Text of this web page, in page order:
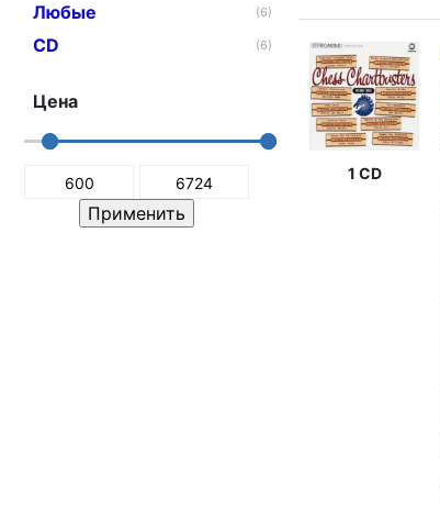
Любые
(6)
CD (6)
Цена
1 CD